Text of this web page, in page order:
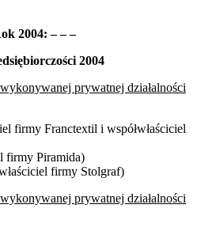
2004: – – –
2004
prywatnej działalności
firmy Franctextil i współwłaściciel
firmy Piramida)
firmy Stolgraf)
prywatnej działalności